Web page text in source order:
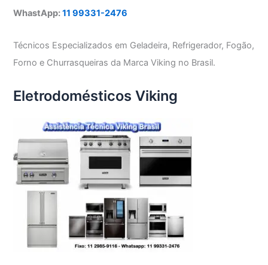
WhastApp:11 99331-2476
Técnicos Especializados em Geladeira, Refrigerador, Fogão,
Forno e Churrasqueiras da Marca Viking no Brasil.
Eletrodomésticos Viking